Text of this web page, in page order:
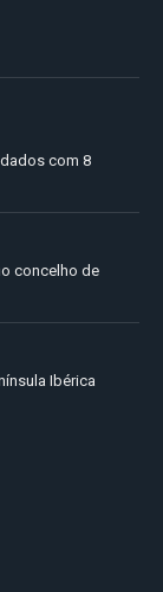
com 8
concelho de
Ibérica